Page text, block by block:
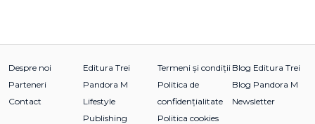
Despre noi
Parteneri
Contact
Editura Trei
Pandora M
Lifestyle
Publishing
Termeni și condiții
Politica de
confidențialitate
Politica cookies
Blog Editura Trei
Blog Pandora M
Newsletter